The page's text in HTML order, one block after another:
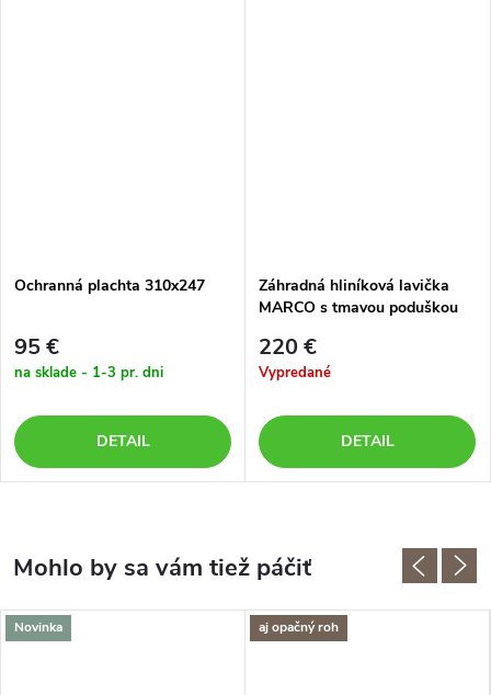
Ochranná plachta 310x247
95 €
na sklade - 1-3 pr. dni
DETAIL
Záhradná hliníková lavička
MARCO s tmavou poduškou
220 €
Vypredané
DETAIL
Novinka aj opačný roh